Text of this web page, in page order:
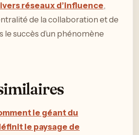
réseaux d’influence,
de la collaboration et de
le succès d’un phénomène
le géant du
le paysage de